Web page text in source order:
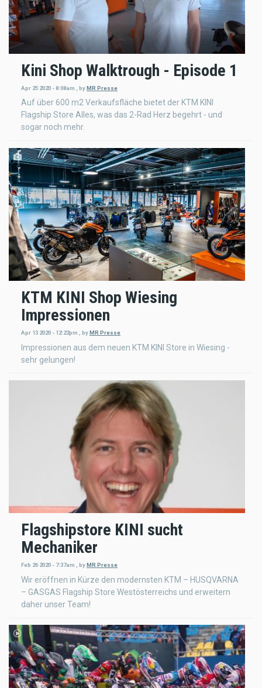
Kini Shop Walktrough - Episode 1
Apr 25 2020 - 8:08am byMR Presse
Auf über 600 m2 Verkaufsfläche bietet der KTM KINI
Flagship Store Alles, was das 2-Rad Herz begehrt - und
sogar noch mehr.
KTM KINI Shop Wiesing
Impressionen
Apr 13 2020 - 12:22pm byMR Presse
Impressionen aus dem neuen KTM KINI Store in Wiesing -
sehr gelungen!
Flagshipstore KINI sucht
Mechaniker
Feb 26 2020 - 7:37am byMR Presse
Wir eröffnen in Kürze den modernsten KTM – HUSQVARNA
– GASGAS Flagship Store Westösterreichs und erweitern
daher unser Team!